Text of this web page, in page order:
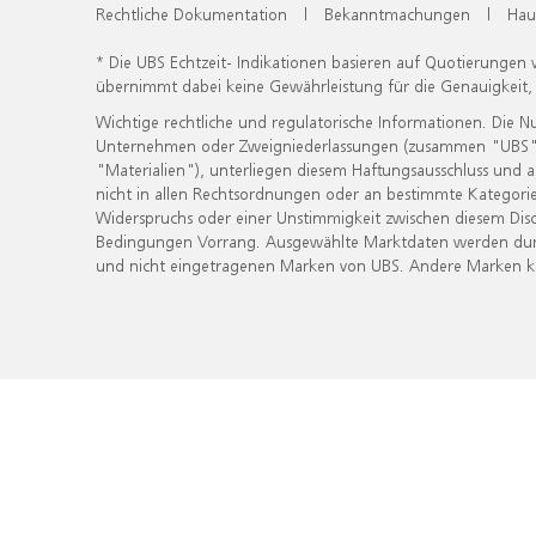
Rechtliche Dokumentation | Bekanntmachungen |
* Die UBS Echtzeit- Indikationen basieren auf
übernimmt dabei keine Gewährleistung für die
Wichtige rechtliche und regulatorische Informationen. Die
Unternehmen oder Zweigniederlassungen (zusammen
"Materialien"), unterliegen diesem Haftungsausschluss
nicht in allen Rechtsordnungen oder an bestimmte
Widerspruchs oder einer Unstimmigkeit zwischen diesem
Bedingungen Vorrang. Ausgewählte Marktdaten werden
und nicht eingetragenen Marken von UBS. Andere Marken